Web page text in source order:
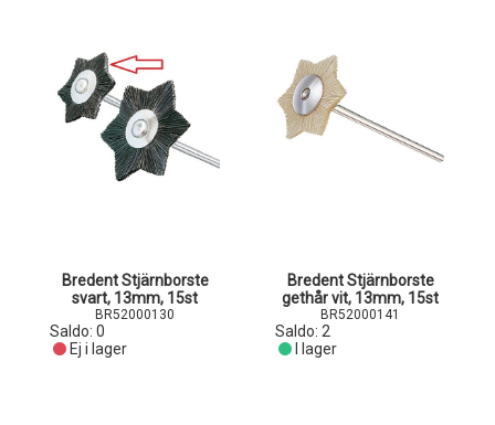
Bredent Stjärnborste
svart, 13mm, 15st
BR52000130
Saldo: 0
Ej i lager
Bredent Stjärnborste
gethår vit, 13mm, 15st
BR52000141
Saldo: 2
I lager